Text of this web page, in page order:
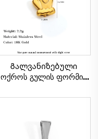
Გალვანიზებული
ოქროს გულის ფორმის
ქვედით, სამკაულების
წარმოებიდან